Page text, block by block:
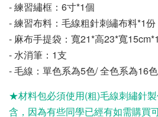
- 練習繡框：6寸*1個
- 練習布料：毛線粗針刺繡布料*1份
- 麻布手提袋：寬21*高23*寬
- 水消筆：1支
- 毛線：單色系為5色/ 全色系為16
★材料包必須使用(粗)毛線刺繡針製
含，因為有些同學已經有如需購買